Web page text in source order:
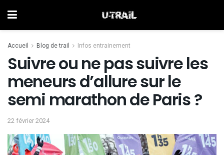
Accueil Blog de trail Infos entrainement
Suivre ou ne pas suivre les
meneurs d’allure sur le
semi marathon de Paris ?
22 février 2024